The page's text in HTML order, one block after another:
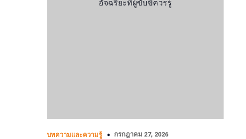
บทความและความรู้ กรกฎาคม 27, 2026